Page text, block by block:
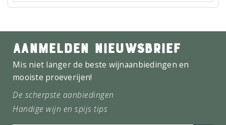
AANMELDEN NIEUWSBRIEF
Mis niet langer de beste wijnaanbiedingen en
mooiste proeverijen!
De scherpste aanbiedingen
Handige wijn en spijs tips